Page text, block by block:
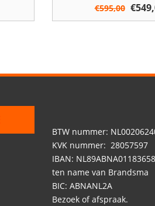
€595,00
prijs
€
BTW nummer:
KVK nummer: 28057597
IBAN:
ten name van Brandsma
BIC: ABNANL2A
Bezoek of afspraak.